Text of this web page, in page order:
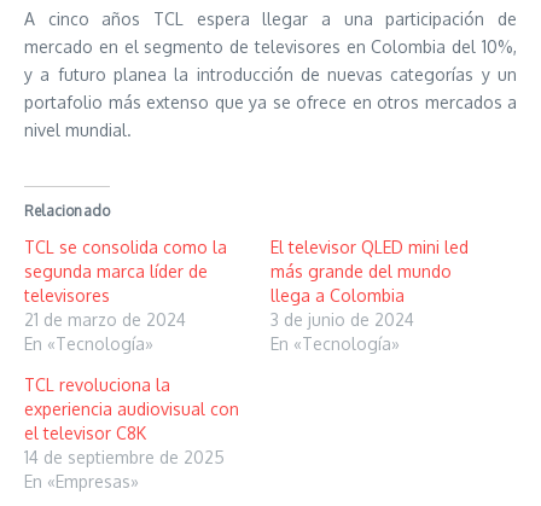
A cinco años TCL espera llegar a una participación de
mercado en el segmento de televisores en Colombia del 10%,
y a futuro planea la introducción de nuevas categorías y un
portafolio más extenso que ya se ofrece en otros mercados a
nivel mundial.
Relacionado
TCL se consolida como la
segunda marca líder de
televisores
21 de marzo de 2024
En «Tecnología»
El televisor QLED mini led
más grande del mundo
llega a Colombia
3 de junio de 2024
En «Tecnología»
TCL revoluciona la
experiencia audiovisual con
el televisor C8K
14 de septiembre de 2025
En «Empresas»